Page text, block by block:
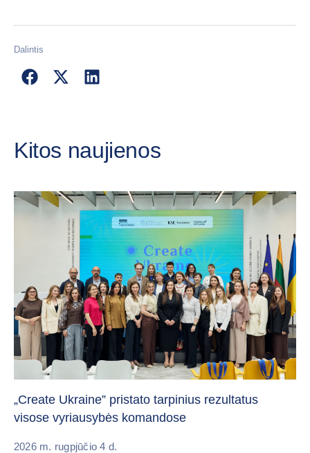
Dalintis
Kitos naujienos
„Create Ukraine” pristato tarpinius rezultatus
visose vyriausybės komandose
2026 m. rugpjūčio 4 d.